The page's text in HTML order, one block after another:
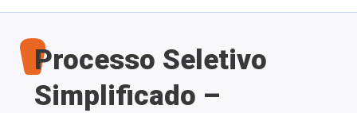
Processo Seletivo
Simplificado –